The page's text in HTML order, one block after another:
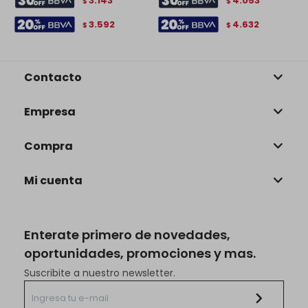
$ 3.592 $ 4.632
Enterate primero de novedades,
oportunidades, promociones y mas.
Suscribite a nuestro newsletter.
Contacto
Empresa
Compra
Mi cuenta